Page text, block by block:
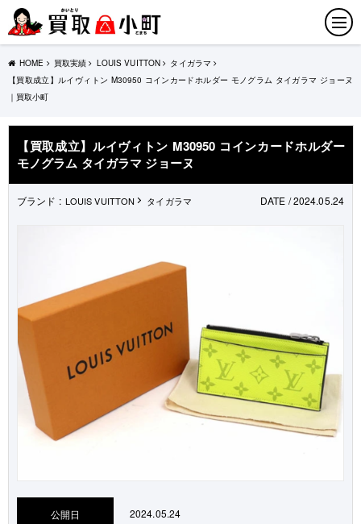
HOME 買取実績 LOUIS VUITTON
タイガラマ
【買取成立】ルイヴィトン M30950 コインカードホルダー モノグラム タイガラマ ジョーヌ
｜買取小町
【買取成立】ルイヴィトン M30950 コインカードホルダー
モノグラム タイガラマ ジョーヌ
ブランド : LOUIS VUITTON タイガラマ DATE / 2024.05.24
公開日 2024.05.24